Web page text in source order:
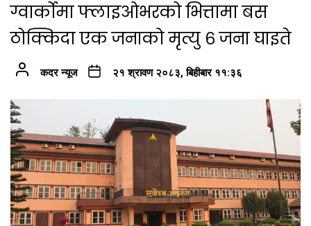
ग्वार्कोमा फ्लाइओभरको भित्तामा बस
ठोक्किदा एक जनाको मृत्यु ६ जना घाइते
कदर न्यूज २१ श्रावण २०८३, बिहीबार ११:३६